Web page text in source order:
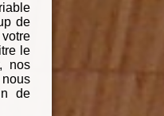
de
le
nos
de